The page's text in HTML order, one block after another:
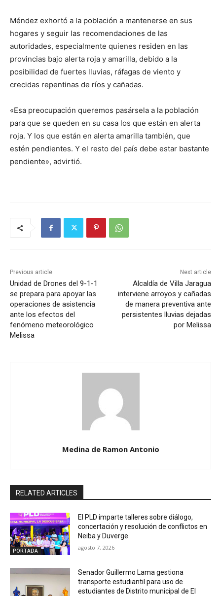
Méndez exhortó a la población a mantenerse en sus
hogares y seguir las recomendaciones de las
autoridades, especialmente quienes residen en las
provincias bajo alerta roja y amarilla, debido a la
posibilidad de fuertes lluvias, ráfagas de viento y
crecidas repentinas de ríos y cañadas.
«Esa preocupación queremos pasársela a la población
para que se queden en su casa los que están en alerta
roja. Y los que están en alerta amarilla también, que
estén pendientes. Y el resto del país debe estar bastante
pendiente», advirtió.
Previous article
Unidad de Drones del 9-1-1
se prepara para apoyar las
operaciones de asistencia
ante los efectos del
fenómeno meteorológico
Melissa
Next article
Alcaldía de Villa Jaragua
interviene arroyos y cañadas
de manera preventiva ante
persistentes lluvias dejadas
por Melissa
Medina de Ramon Antonio
RELATED ARTICLES
PORTADA
El PLD imparte talleres sobre diálogo,
concertación y resolución de conflictos en
Neiba y Duverge
agosto 7, 2026
Senador Guillermo Lama gestiona
transporte estudiantil para uso de
estudiantes de Distrito municipal de El